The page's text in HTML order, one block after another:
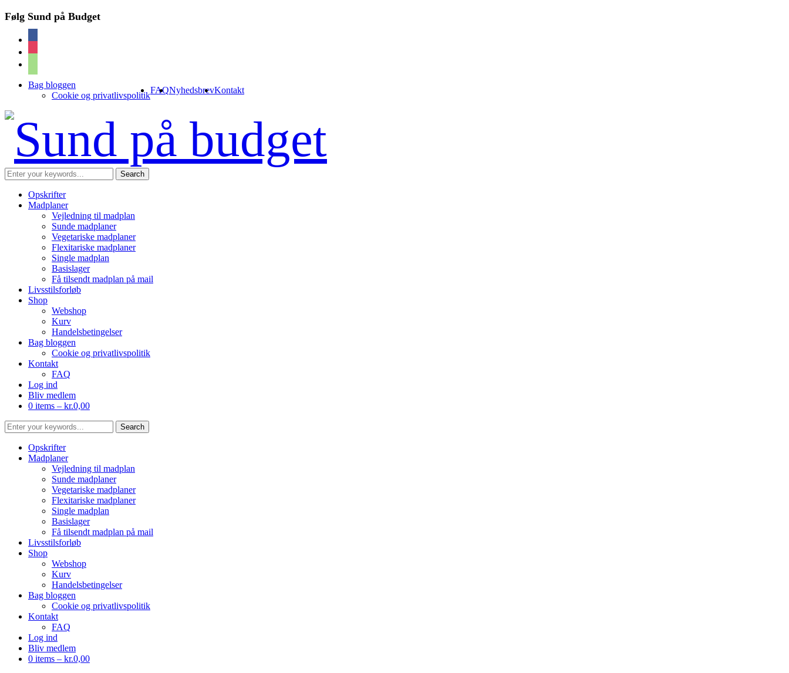
Følg Sund på Budget
Bag bloggen
Cookie og privatlivspolitik
FAQNyhedsbrevKontakt
Opskrifter
Madplaner
Vejledning til madplan
Sunde madplaner
Vegetariske madplaner
Flexitariske madplaner
Single madplan
Basislager
Få tilsendt madplan på mail
Livsstilsforløb
Shop
Webshop
Kurv
Handelsbetingelser
Bag bloggen
Cookie og privatlivspolitik
Kontakt
FAQ
Log ind
Bliv medlem
0 items – kr.0,00
Opskrifter
Madplaner
Vejledning til madplan
Sunde madplaner
Vegetariske madplaner
Flexitariske madplaner
Single madplan
Basislager
Få tilsendt madplan på mail
Livsstilsforløb
Shop
Webshop
Kurv
Handelsbetingelser
Bag bloggen
Cookie og privatlivspolitik
Kontakt
FAQ
Log ind
Bliv medlem
0 items – kr.0,00